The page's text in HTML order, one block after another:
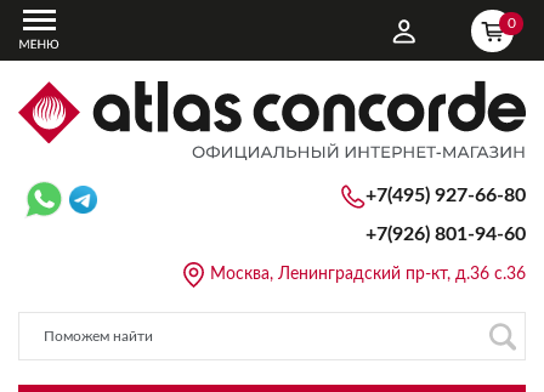
0
Москва, Ленинградский пр-кт, д.36 с.36
+7(495) 927-66-80
+7(926) 801-94-60